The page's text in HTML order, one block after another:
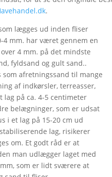
.
lægges ud inden fliser
4 mm. har været gennem en
4 mm. på det mindste
fyldsand og gult sand..
afretningssand til mange
af indkørsler, terreasser,
på ca. 4-5 centimeter
belægninger, som er udsat
i et lag på 15-20 cm ud
lag, risikerer
om. Et godt råd er at
man udlægger laget med
som er lidt sværere at